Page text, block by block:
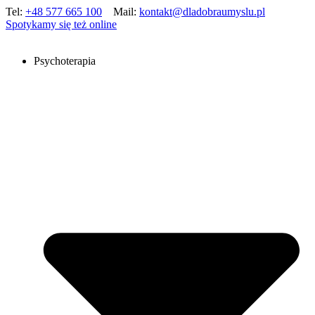
Tel: +48 577 665 100 Mail: kontakt@dladobraumyslu.pl
Spotykamy się też online
Psychoterapia